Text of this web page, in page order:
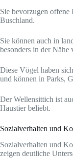
Sie bevorzugen offene
Buschland.
Sie können auch in
besonders in der Nähe
Diese Vögel haben
und können in Parks,
Der Wellensittich ist
Haustier beliebt.
Sozialverhalten und
Sozialverhalten und
zeigen deutliche